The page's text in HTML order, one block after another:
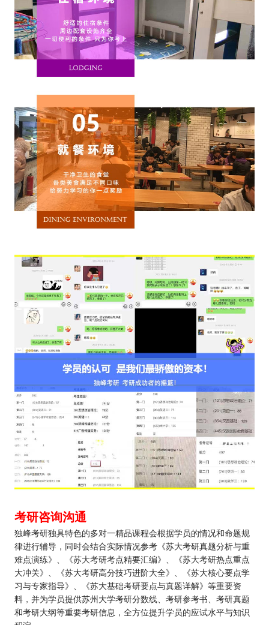
考研咨询沟通
独峰考研独具特色的多对一精品课程会根据学员的情况和命题规
律进行辅导，同时会结合实际情况参考《苏大考研真题分析与重
难点演练》、《苏大考研考点精要汇编》、《苏大考研热点重点
大冲关》、《苏大考研高分技巧进阶大全》、《苏大核心要点学
习与专家指导》、《苏大基础考研要点与真题详解》等重要资
料，并为学员提供苏州大学考研分数线、考研参考书、考研真题
和考研大纲等重要考研信息，全方位提升学员的应试水平与知识